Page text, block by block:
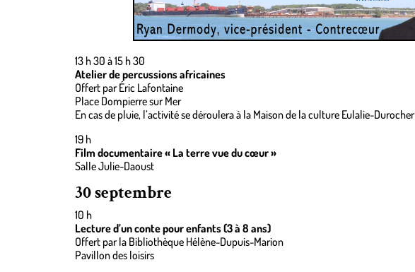
13 h 30 à 15 h 30
Atelier de percussions africaines
Offert par Éric Lafontaine
Place Dompierre sur Mer
En cas de pluie, l’activité se déroulera à la Maison de la culture Eulalie-Durocher
19 h
Film documentaire « La terre vue du cœur »
Salle Julie-Daoust
30 septembre
10 h
Lecture d’un conte pour enfants (3 à 8 ans)
Offert par la Bibliothèque Hélène-Dupuis-Marion
Pavillon des loisirs